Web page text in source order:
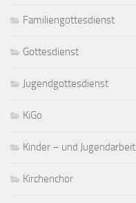
Familiengottesdienst
Gottesdienst
Jugendgottesdienst
KiGo
Kinder – und Jugendarbeit
Kirchenchor